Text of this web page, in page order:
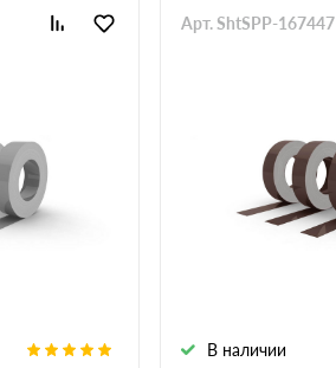
В наличии
Арт. ShtSPP-167447